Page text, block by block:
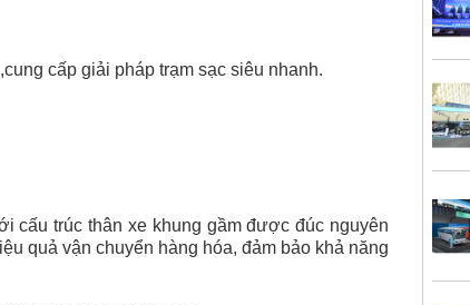
cấp giải pháp trạm sạc siêu nhanh.
cấu trúc thân xe khung gầm được đúc nguyên
quả vận chuyển hàng hóa, đảm bảo khả năng